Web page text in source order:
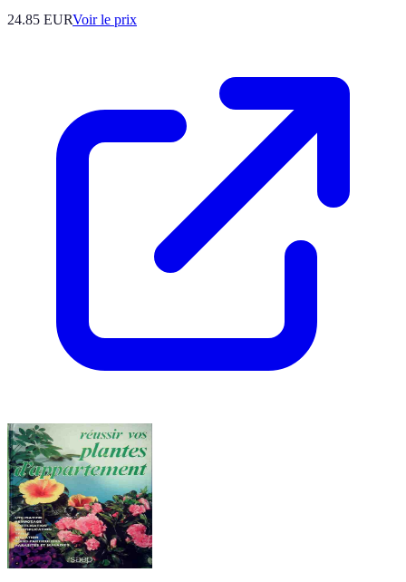
24.85 EURVoir le prix